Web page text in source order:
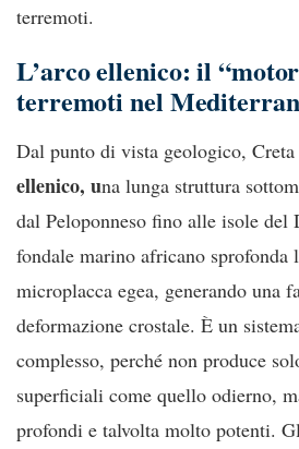
terremoti.
L’arco ellenico: il
terremoti nel
Dal punto di vista geologico, Creta
ellenico, una lunga struttura
dal Peloponneso fino alle isole del
fondale marino africano sprofonda
microplacca egea, generando una
deformazione crostale. È un
complesso, perché non produce
superficiali come quello odierno,
profondi e talvolta molto potenti.